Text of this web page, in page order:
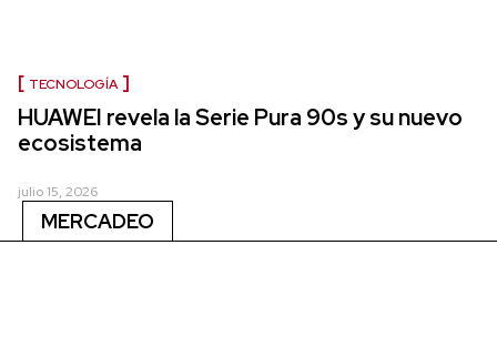
TECNOLOGÍA
HUAWEI revela la Serie Pura 90s y su nuevo
ecosistema
julio 15, 2026
MERCADEO